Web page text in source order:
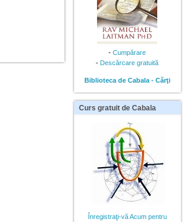
-Cumpărare
- Descărcare gratuită
Biblioteca de Cabala - Cărţi
Curs gratuit de Cabala
Înregistraţi-vă Acum pentru